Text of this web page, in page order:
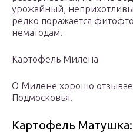
урожайный,
редко поражается
нематодам.
Картофель Милена
О Милене хорошо
Подмосковья.
Картофель